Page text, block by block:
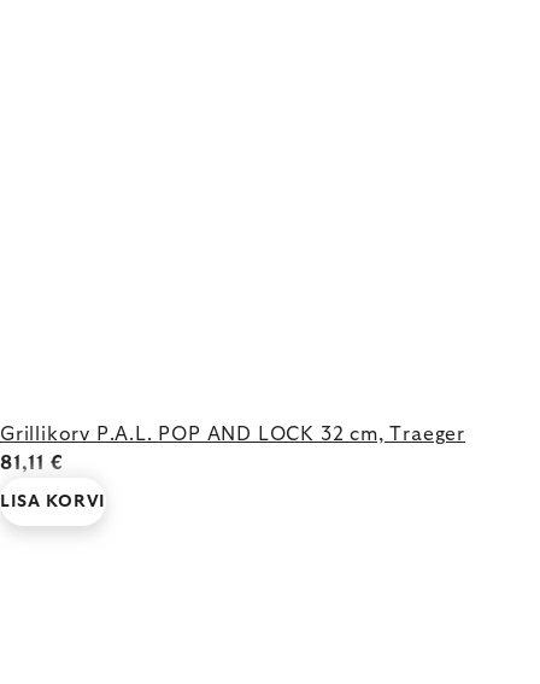
Grillikorv P.A.L. POP AND LOCK 32 cm, Traeger
81,11 €
LISA KORVI